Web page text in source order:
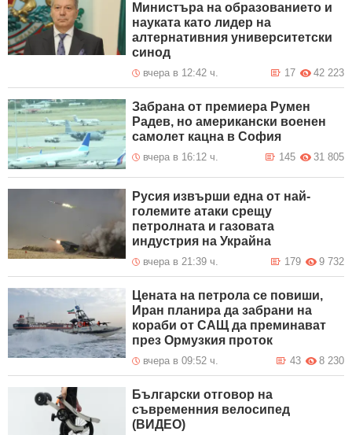
Министъра на образованието и
науката като лидер на
алтернативния университетски
синод
вчера в 12:42 ч. 42 223
17
Забрана от премиера Румен
Радев, но американски военен
самолет кацна в София
вчера в 16:12 ч. 31 805
145
Русия извърши една от най-
големите атаки срещу
петролната и газовата
индустрия на Украйна
вчера в 21:39 ч. 9 732
179
Цената на петрола се повиши,
Иран планира да забрани на
кораби от САЩ да преминават
през Ормузкия проток
вчера в 09:52 ч. 8 230
43
Български отговор на
съвременния велосипед
(ВИДЕО)